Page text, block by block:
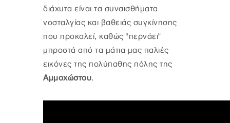
διάχυτα είναι τα συναισθήματα
νοσταλγίας και βαθειάς συγκίνησης
που προκαλεί, καθώς "περνάει"
μπροστά από τα μάτια μας παλιές
εικόνες της πολύπαθης πόλης της
Αμμοχώστου.